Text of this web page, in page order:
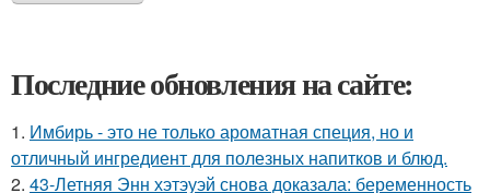
Последние обновления на сайте:
1. Имбирь - это не только ароматная специя, но и
отличный ингредиент для полезных напитков и блюд.
2. 43-Летняя Энн хэтэуэй снова доказала: беременность